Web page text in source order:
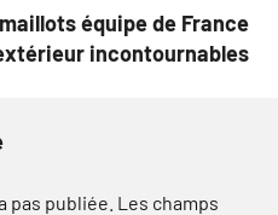
équipe de France
incontournables
pas publiée. Les champs